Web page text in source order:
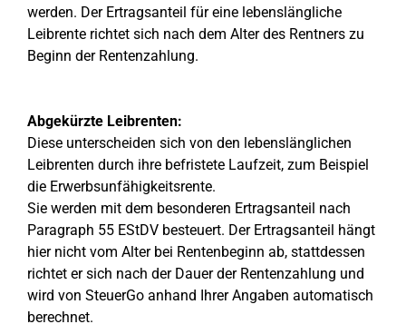
werden. Der Ertragsanteil für eine lebenslängliche
Leibrente richtet sich nach dem Alter des Rentners zu
Beginn der Rentenzahlung.
Abgekürzte Leibrenten:
Diese unterscheiden sich von den lebenslänglichen
Leibrenten durch ihre befristete Laufzeit, zum Beispiel
die Erwerbsunfähigkeitsrente.
Sie werden mit dem besonderen Ertragsanteil nach
Paragraph 55 EStDV besteuert. Der Ertragsanteil hängt
hier nicht vom Alter bei Rentenbeginn ab, stattdessen
richtet er sich nach der Dauer der Rentenzahlung und
wird von SteuerGo anhand Ihrer Angaben automatisch
berechnet.